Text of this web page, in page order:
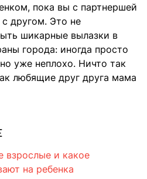
пока вы с партнершей
другом. Это не
шикарные вылазки в
города: иногда просто
уже неплохо. Ничто так
любящие друг друга мама
взрослые и какое
на ребенка